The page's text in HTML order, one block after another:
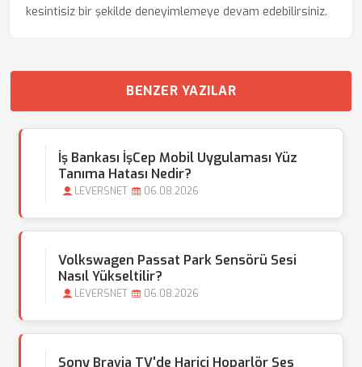
kesintisiz bir şekilde deneyimlemeye devam edebilirsiniz.
BENZER YAZILAR
İş Bankası İşCep Mobil Uygulaması Yüz
Tanıma Hatası Nedir?
LEVERSNET 06.08.2026
Volkswagen Passat Park Sensörü Sesi
Nasıl Yükseltilir?
LEVERSNET 06.08.2026
Sony Bravia TV'de Harici Hoparlör Ses